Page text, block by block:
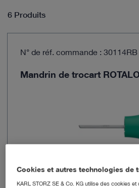
6 Produits
N° de réf. commande : 30114RB
Mandrin de trocart
Cookies et autres technologies de
KARL STORZ SE & Co. KG utilise des cookies